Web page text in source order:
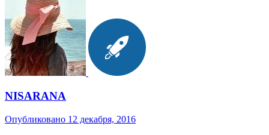
NISARANA
Опубликовано 12 декабря, 2016